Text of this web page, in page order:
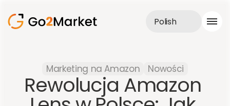
Realizacje
Case Study
Blog
Polish
Marketing na Amazon Nowości
Rewolucja Amazon